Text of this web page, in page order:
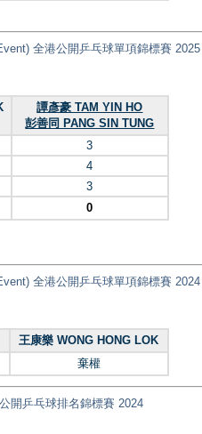
全港公開乒乓球單項錦標賽 2025
譚彥豪 TAM YIN HO
彭善同 PANG SIN TUNG
3
4
3
0
全港公開乒乓球單項錦標賽 2024
王康樂 WONG HONG LOK
棄權
開乒乓球排名錦標賽 2024